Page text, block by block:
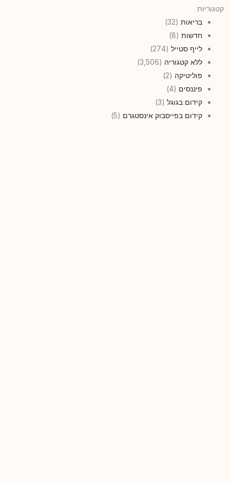
קטגוריות
בריאות (32)
חדשות (8)
לייף סטייל (274)
ללא קטגוריה (3,506)
פוליטיקה (2)
פיננסים (4)
קידום בגוגל (3)
קידום בפייסבוק אינסטגרם (5)